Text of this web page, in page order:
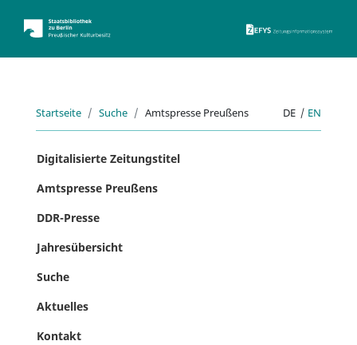
Startseite Suche Amtspresse Preußens DE | EN
Digitalisierte Zeitungstitel
Amtspresse Preußens
DDR-Presse
Jahresübersicht
Suche
Aktuelles
Kontakt